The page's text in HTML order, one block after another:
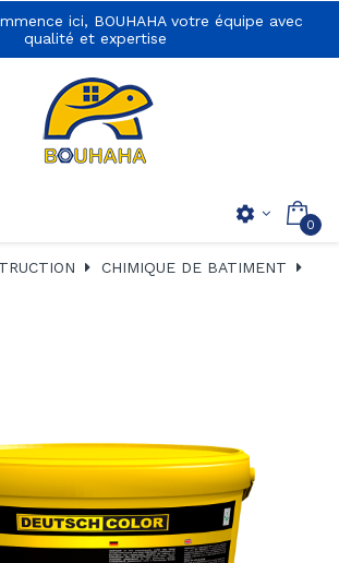
ici, BOUHAHA votre équipe avec
qualité et expertise
settings 0
CHIMIQUE DE BATIMENT